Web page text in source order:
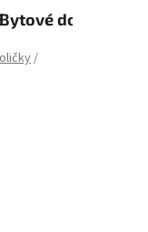
Bytové doplnky
/